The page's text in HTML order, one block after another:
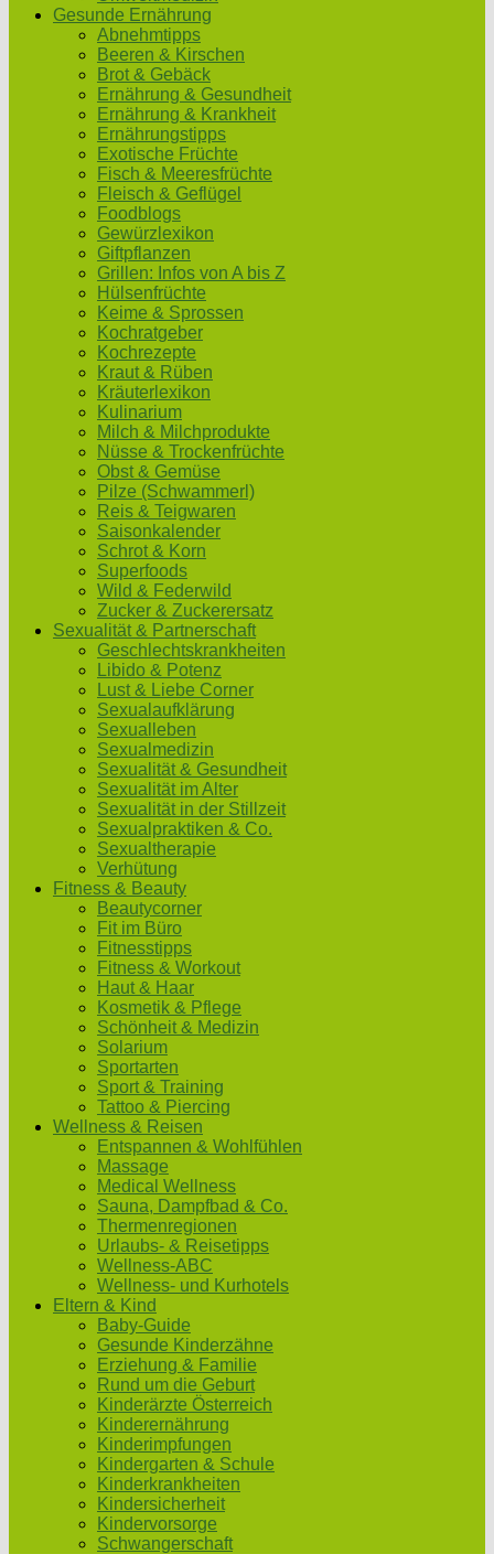
Gesunde Ernährung
Abnehmtipps
Beeren & Kirschen
Brot & Gebäck
Ernährung & Gesundheit
Ernährung & Krankheit
Ernährungstipps
Exotische Früchte
Fisch & Meeresfrüchte
Fleisch & Geflügel
Foodblogs
Gewürzlexikon
Giftpflanzen
Grillen: Infos von A bis Z
Hülsenfrüchte
Keime & Sprossen
Kochratgeber
Kochrezepte
Kraut & Rüben
Kräuterlexikon
Kulinarium
Milch & Milchprodukte
Nüsse & Trockenfrüchte
Obst & Gemüse
Pilze (Schwammerl)
Reis & Teigwaren
Saisonkalender
Schrot & Korn
Superfoods
Wild & Federwild
Zucker & Zuckerersatz
Sexualität & Partnerschaft
Geschlechtskrankheiten
Libido & Potenz
Lust & Liebe Corner
Sexualaufklärung
Sexualleben
Sexualmedizin
Sexualität & Gesundheit
Sexualität im Alter
Sexualität in der Stillzeit
Sexualpraktiken & Co.
Sexualtherapie
Verhütung
Fitness & Beauty
Beautycorner
Fit im Büro
Fitnesstipps
Fitness & Workout
Haut & Haar
Kosmetik & Pflege
Schönheit & Medizin
Solarium
Sportarten
Sport & Training
Tattoo & Piercing
Wellness & Reisen
Entspannen & Wohlfühlen
Massage
Medical Wellness
Sauna, Dampfbad & Co.
Thermenregionen
Urlaubs- & Reisetipps
Wellness-ABC
Wellness- und Kurhotels
Eltern & Kind
Baby-Guide
Gesunde Kinderzähne
Erziehung & Familie
Rund um die Geburt
Kinderärzte Österreich
Kinderernährung
Kinderimpfungen
Kindergarten & Schule
Kinderkrankheiten
Kindersicherheit
Kindervorsorge
Schwangerschaft